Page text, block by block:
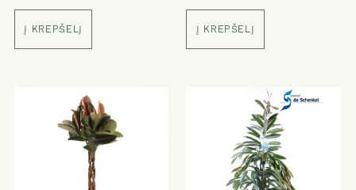
Į KREPŠELĮ Į KREPŠELĮ